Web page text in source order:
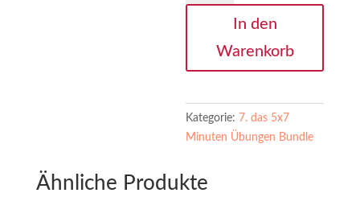
Übungen
Downloads
Menge
In den
Warenkorb
Kategorie: 7. das 5x7
Minuten Übungen Bundle
Ähnliche Produkte